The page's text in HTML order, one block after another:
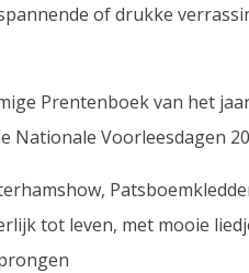
of drukke
Prentenboek van het
Nationale Voorleesdagen
tot leven, met mooie